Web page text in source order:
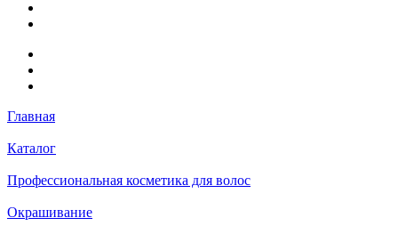
Главная
Каталог
Профессиональная косметика для волос
Окрашивание